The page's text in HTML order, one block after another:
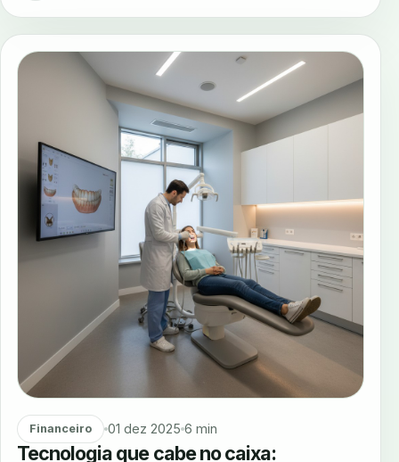
Financeiro 01 dez 2025 6 min
Tecnologia que cabe no caixa: